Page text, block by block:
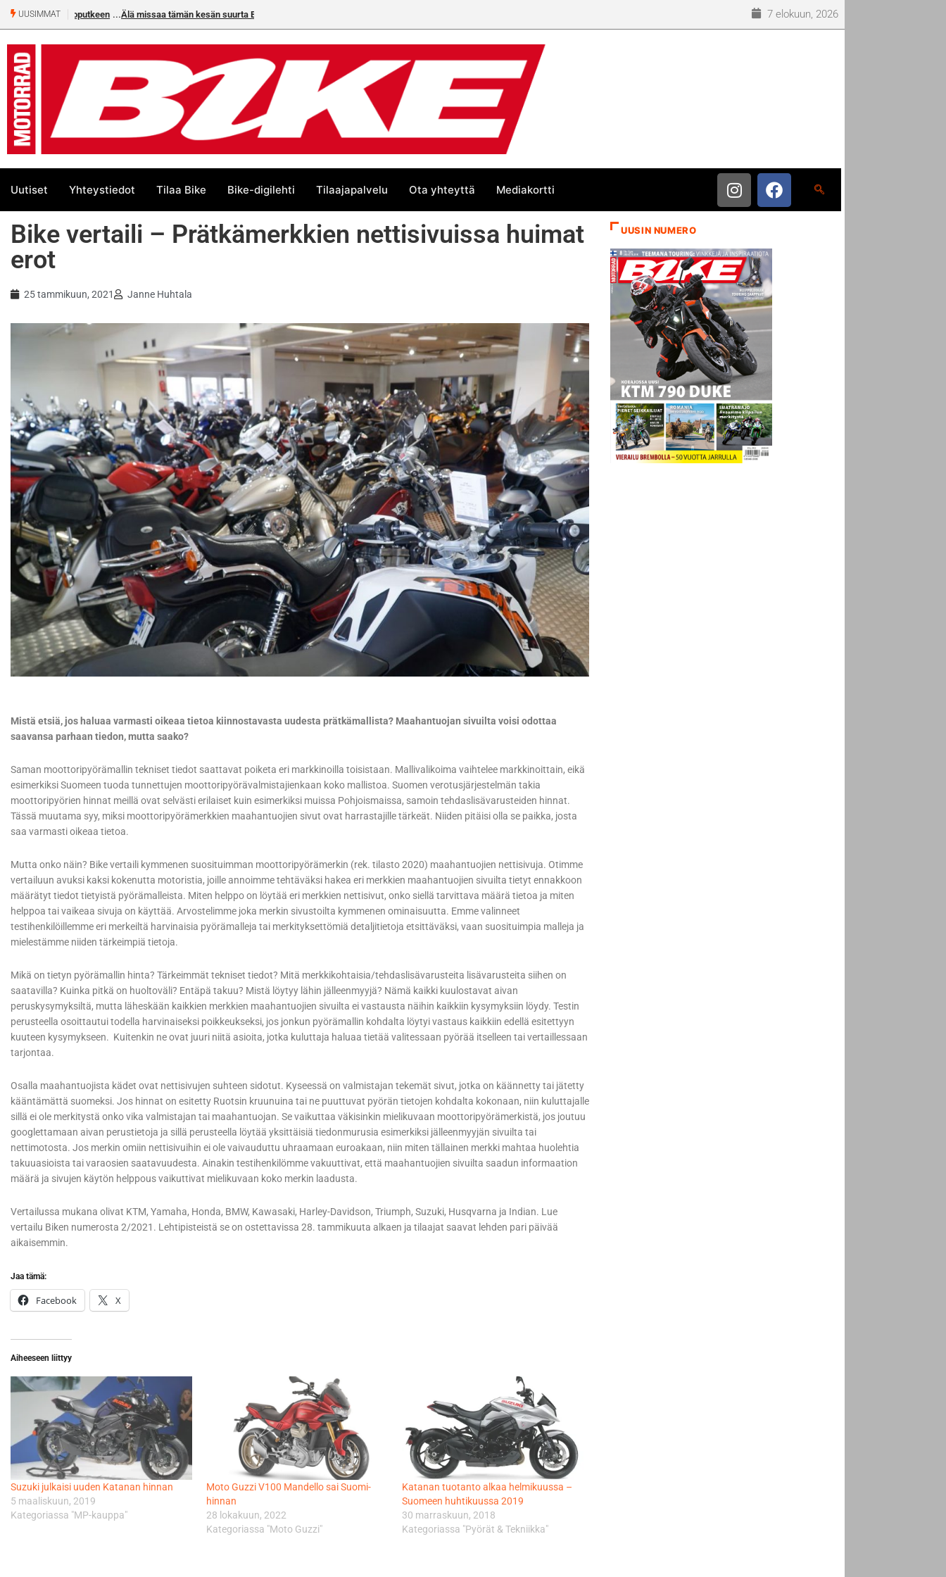
UUSIMMAT Älä missaa tämän kesän suurta Bike-numeroa! 7 elokuun, 2026
Uutiset Yhteystiedot Tilaa Bike Bike-digilehti Tilaajapalvelu Ota yhteyttä Mediakortti
Bike vertaili – Prätkämerkkien nettisivuissa huimat
erot
25 tammikuun, 2021 Janne Huhtala
Mistä etsiä, jos haluaa varmasti oikeaa tietoa kiinnostavasta uudesta prätkämallista? Maahantuojan sivuilta voisi odottaa
saavansa parhaan tiedon, mutta saako?
Saman moottoripyörämallin tekniset tiedot saattavat poiketa eri markkinoilla toisistaan. Mallivalikoima vaihtelee markkinoittain, eikä
esimerkiksi Suomeen tuoda tunnettujen moottoripyörävalmistajienkaan koko mallistoa. Suomen verotusjärjestelmän takia
moottoripyörien hinnat meillä ovat selvästi erilaiset kuin esimerkiksi muissa Pohjoismaissa, samoin tehdaslisävarusteiden hinnat.
Tässä muutama syy, miksi moottoripyörämerkkien maahantuojien sivut ovat harrastajille tärkeät. Niiden pitäisi olla se paikka, josta
saa varmasti oikeaa tietoa.
Mutta onko näin? Bike vertaili kymmenen suosituimman moottoripyörämerkin (rek. tilasto 2020) maahantuojien nettisivuja. Otimme
vertailuun avuksi kaksi kokenutta motoristia, joille annoimme tehtäväksi hakea eri merkkien maahantuojien sivuilta tietyt ennakkoon
määrätyt tiedot tietyistä pyörämalleista. Miten helppo on löytää eri merkkien nettisivut, onko siellä tarvittava määrä tietoa ja miten
helppoa tai vaikeaa sivuja on käyttää. Arvostelimme joka merkin sivustoilta kymmenen ominaisuutta. Emme valinneet
testihenkilöillemme eri merkeiltä harvinaisia pyörämalleja tai merkityksettömiä detaljitietoja etsittäväksi, vaan suosituimpia malleja ja
mielestämme niiden tärkeimpiä tietoja.
Mikä on tietyn pyörämallin hinta? Tärkeimmät tekniset tiedot? Mitä merkkikohtaisia/tehdaslisävarusteita lisävarusteita siihen on
saatavilla? Kuinka pitkä on huoltoväli? Entäpä takuu? Mistä löytyy lähin jälleenmyyjä? Nämä kaikki kuulostavat aivan
peruskysymyksiltä, mutta läheskään kaikkien merkkien maahantuojien sivuilta ei vastausta näihin kaikkiin kysymyksiin löydy. Testin
perusteella osoittautui todella harvinaiseksi poikkeukseksi, jos jonkun pyörämallin kohdalta löytyi vastaus kaikkiin edellä esitettyyn
kuuteen kysymykseen. Kuitenkin ne ovat juuri niitä asioita, jotka kuluttaja haluaa tietää valitessaan pyörää itselleen tai vertaillessaan
tarjontaa.
Osalla maahantuojista kädet ovat nettisivujen suhteen sidotut. Kyseessä on valmistajan tekemät sivut, jotka on käännetty tai jätetty
kääntämättä suomeksi. Jos hinnat on esitetty Ruotsin kruunuina tai ne puuttuvat pyörän tietojen kohdalta kokonaan, niin kuluttajalle
sillä ei ole merkitystä onko vika valmistajan tai maahantuojan. Se vaikuttaa väkisinkin mielikuvaan moottoripyörämerkistä, jos joutuu
googlettamaan aivan perustietoja ja sillä perusteella löytää yksittäisiä tiedonmurusia esimerkiksi jälleenmyyjän sivuilta tai
nettimotosta. Jos merkin omiin nettisivuihin ei ole vaivauduttu uhraamaan euroakaan, niin miten tällainen merkki mahtaa huolehtia
takuuasioista tai varaosien saatavuudesta. Ainakin testihenkilömme vakuuttivat, että maahantuojien sivuilta saadun informaation
määrä ja sivujen käytön helppous vaikuttivat mielikuvaan koko merkin laadusta.
Vertailussa mukana olivat KTM, Yamaha, Honda, BMW, Kawasaki, Harley-Davidson, Triumph, Suzuki, Husqvarna ja Indian. Lue
vertailu Biken numerosta 2/2021. Lehtipisteistä se on ostettavissa 28. tammikuuta alkaen ja tilaajat saavat lehden pari päivää
aikaisemmin.
Jaa tämä:
Facebook X
Aiheeseen liittyy
Suzuki julkaisi uuden Katanan hinnan
5 maaliskuun, 2019
Kategoriassa "MP-kauppa"
Moto Guzzi V100 Mandello sai Suomi-
hinnan
28 lokakuun, 2022
Kategoriassa "Moto Guzzi"
Katanan tuotanto alkaa helmikuussa –
Suomeen huhtikuussa 2019
30 marraskuun, 2018
Kategoriassa "Pyörät & Tekniikka"
UUSIN NUMERO